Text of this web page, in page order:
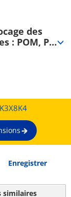
des
: POM, PU,
/
Enregistrer
similaires